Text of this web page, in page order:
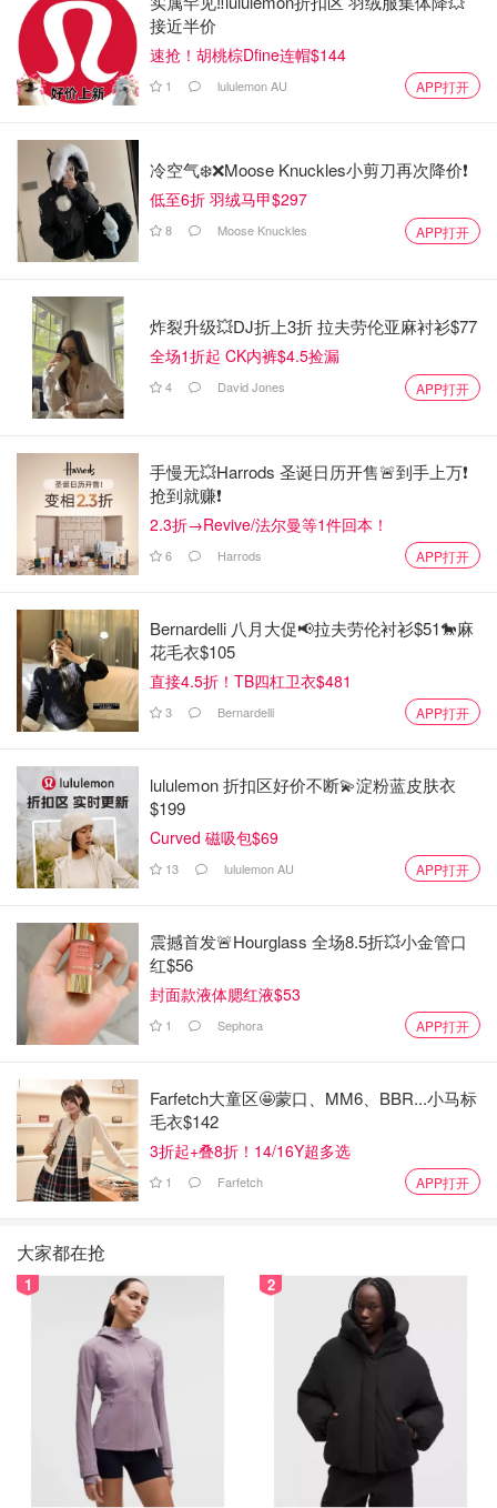
接近半价
速抢！胡桃棕Dfine连帽$144
1 lululemon AU APP打开
冷空气❄️❌️Moose Knuckles小剪刀再次降价❗️
低至6折 羽绒马甲$297
8 Moose Knuckles APP打开
炸裂升级💥DJ折上3折 拉夫劳伦亚麻衬衫$77
全场1折起 CK内裤$4.5捡漏
4 David Jones APP打开
手慢无💥Harrods 圣诞日历开售🚨到手上万❗️
抢到就赚❗️
2.3折→Revive/法尔曼等1件回本！
6 Harrods APP打开
Bernardelli 八月大促📢拉夫劳伦衬衫$51🐎麻
花毛衣$105
直接4.5折！TB四杠卫衣$481
3 Bernardelli APP打开
lululemon 折扣区好价不断💫淀粉蓝皮肤衣
$199
Curved 磁吸包$69
13 lululemon AU APP打开
震撼首发🚨Hourglass 全场8.5折💥小金管口
红$56
封面款液体腮红液$53
1 Sephora APP打开
Farfetch大童区🤩蒙口、MM6、BBR...小马标
毛衣$142
3折起+叠8折！14/16Y超多选
1 Farfetch APP打开
大家都在抢
1 2